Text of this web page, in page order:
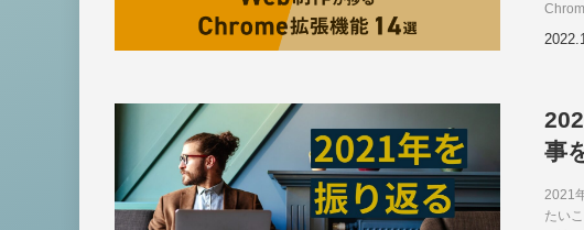
事
2021
たい